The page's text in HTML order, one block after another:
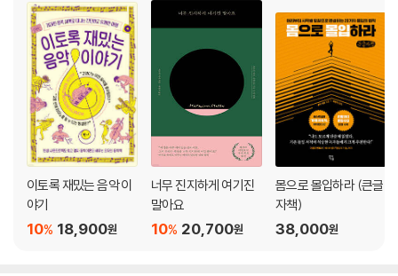
이토록 재밌는 음악 이
야기
18,900원
10%
너무 진지하게 여기진
말아요
20,700원
10%
몸으로 몰입하라 (큰글
자책)
38,000원